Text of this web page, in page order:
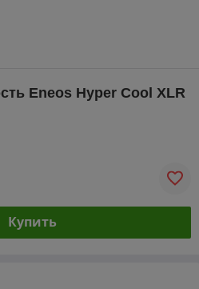
Eneos Hyper Cool XLR
Купить